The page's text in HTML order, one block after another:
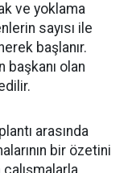
ve yoklama
sayısı ile
başlanır.
olan
arasında
bir özetini
çalışmalarla